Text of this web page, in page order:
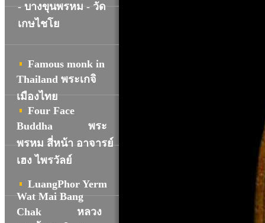
- บางขุนพรหม - วัด
เกษไชโย
Famous monk in
Thailand พระเกจิ
เมืองไทย
Four Face
Buddha
พระ
พรหม สี่หน้า อาจารย์
เฮง ไพรวัลย์
LuangPhor Yerm
Wat Mai Bang
Chak
หลวง